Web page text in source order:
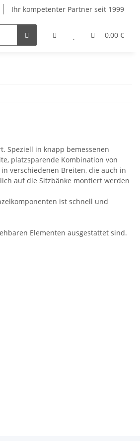
Ihr kompetenter Partner seit 1999
0,00 €
Kindergarten- und
Speziell in knapp bemessenen
platzsparende Kombination von
verschiedenen Breiten, die auch in
auf die Sitzbänke montiert werden
ist schnell und
Elementen ausgestattet sind.